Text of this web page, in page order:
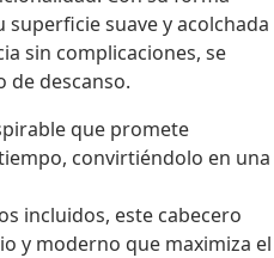
suave y acolchada
sin complicaciones, se
de descanso.
que promete
convirtiéndolo en una
incluidos, este cabecero
y moderno que maximiza el